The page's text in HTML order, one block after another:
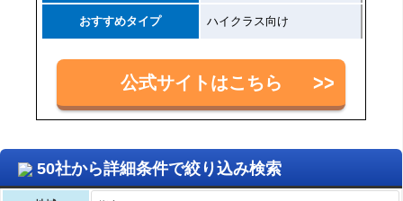
おすすめタイプ ハイクラス向け
公式サイトはこちら
50社から詳細条件で絞り込み検索